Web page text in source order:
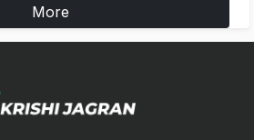
More